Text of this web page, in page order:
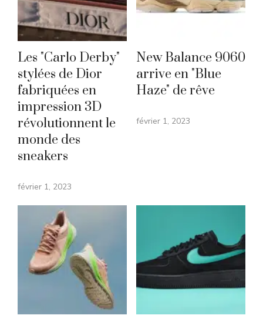
Les "Carlo Derby"
stylées de Dior
fabriquées en
impression 3D
révolutionnent le
monde des
sneakers
février 1, 2023
New Balance 9060
arrive en "Blue
Haze" de rêve
février 1, 2023